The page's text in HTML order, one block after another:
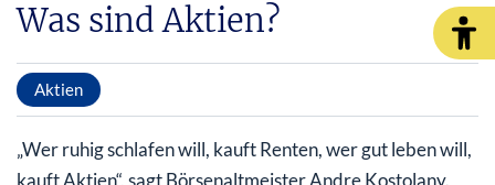
Was sind Aktien?
Aktien
„Wer ruhig schlafen will, kauft Renten, wer gut leben will,